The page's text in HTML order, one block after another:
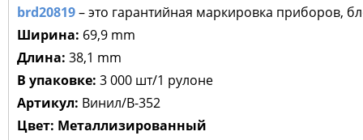
brd20819–это гарантийная маркировка приборов,
Ширина: 69,9 mm
Длина: 38,1 mm
В упаковке: 3 000 шт/1 рулоне
Артикул: Винил/В-352
Цвет: Металлизированный